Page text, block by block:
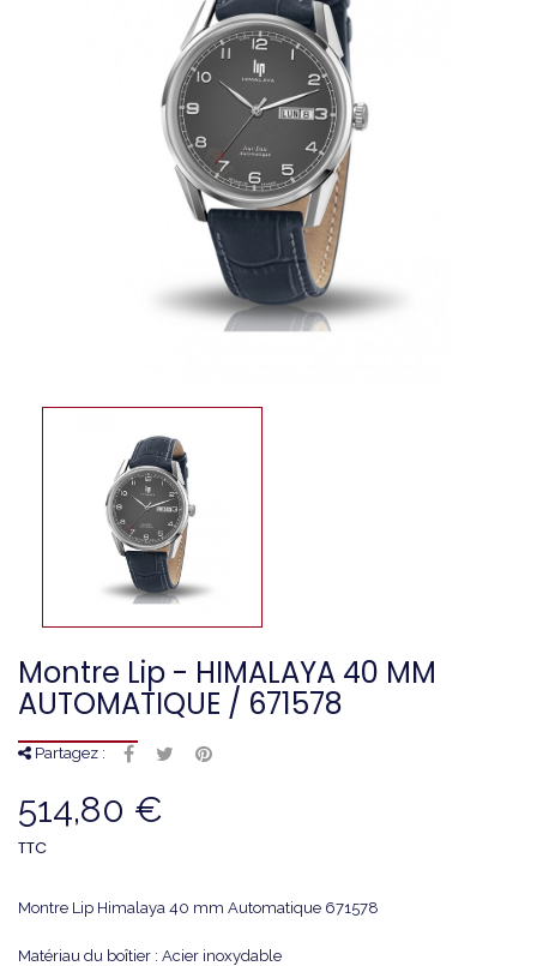
Montre Lip - HIMALAYA 40 MM
AUTOMATIQUE / 671578
Partagez :
514,80 €
TTC
Montre Lip Himalaya 40 mm Automatique 671578
Matériau du boîtier : Acier inoxydable